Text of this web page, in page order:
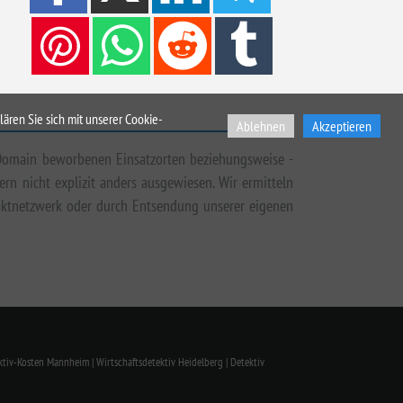
beworbenen Einsatzorten beziehungsweise -
nicht explizit anders ausgewiesen. Wir ermitteln
oder durch Entsendung unserer eigenen
Kosten Mannheim | Wirtschaftsdetektiv Heidelberg | Detektiv
Sie sich mit unserer Cookie-
Ablehnen Akzeptieren